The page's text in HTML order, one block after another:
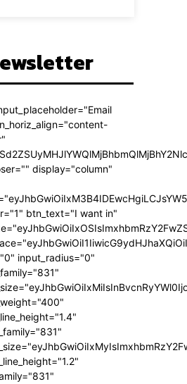
display="column"
btn_text="I want in"
input_radius="0"